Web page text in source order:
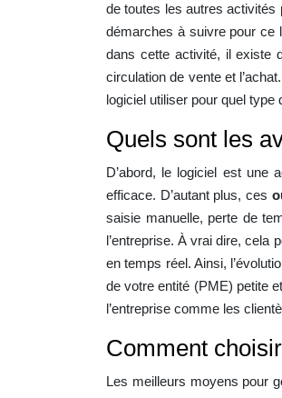
de toutes les autres
démarches à suivre pour ce
dans cette activité, il existe
circulation de vente et
logiciel utiliser pour quel type
Quels sont les
D’abord, le logiciel est une
efficace. D’autant plus, ces
saisie manuelle, perte de
l’entreprise. À vrai dire, cela
en temps réel. Ainsi,
de votre entité (PME) petite
l’entreprise comme les
Comment
Les meilleurs moyens pour